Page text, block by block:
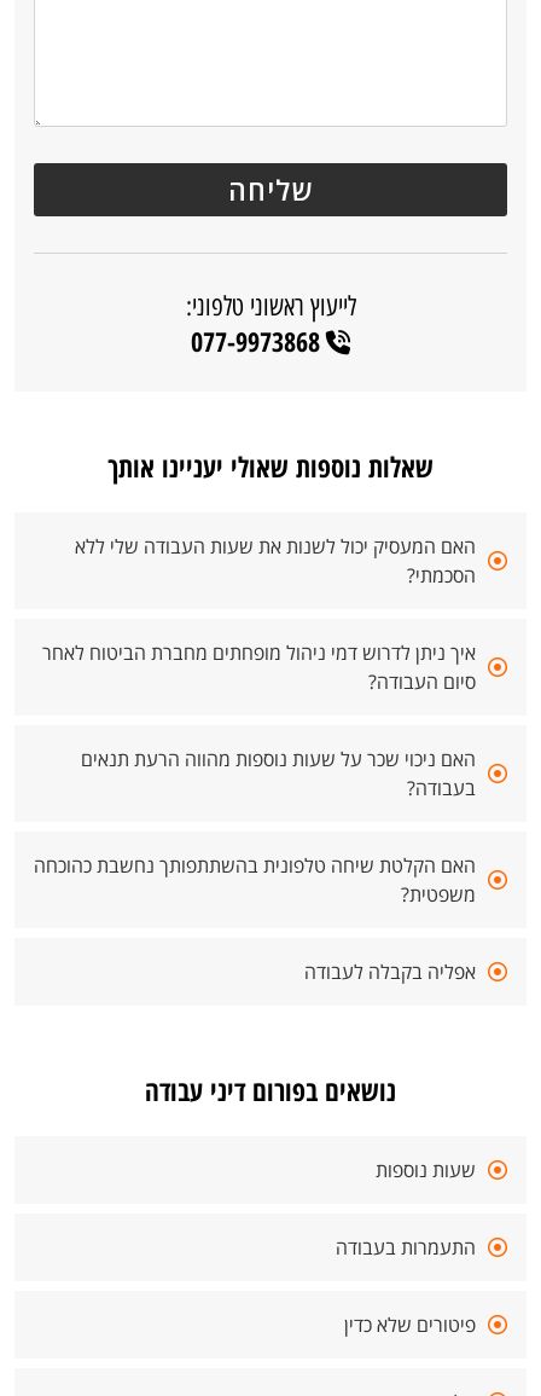
לייעוץ ראשוני טלפוני:
077-9973868
שאלות נוספות שאולי יעניינו אותך
האם המעסיק יכול לשנות את שעות העבודה שלי ללא
הסכמתי?
איך ניתן לדרוש דמי ניהול מופחתים מחברת הביטוח לאחר
סיום העבודה?
האם ניכוי שכר על שעות נוספות מהווה הרעת תנאים
בעבודה?
האם הקלטת שיחה טלפונית בהשתתפותך נחשבת כהוכחה
משפטית?
אפליה בקבלה לעבודה
נושאים בפורום דיני עבודה
שעות נוספות
התעמרות בעבודה
פיטורים שלא כדין